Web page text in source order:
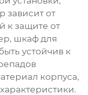
зависит от
к защите от
шкаф для
устойчив к
корпуса,